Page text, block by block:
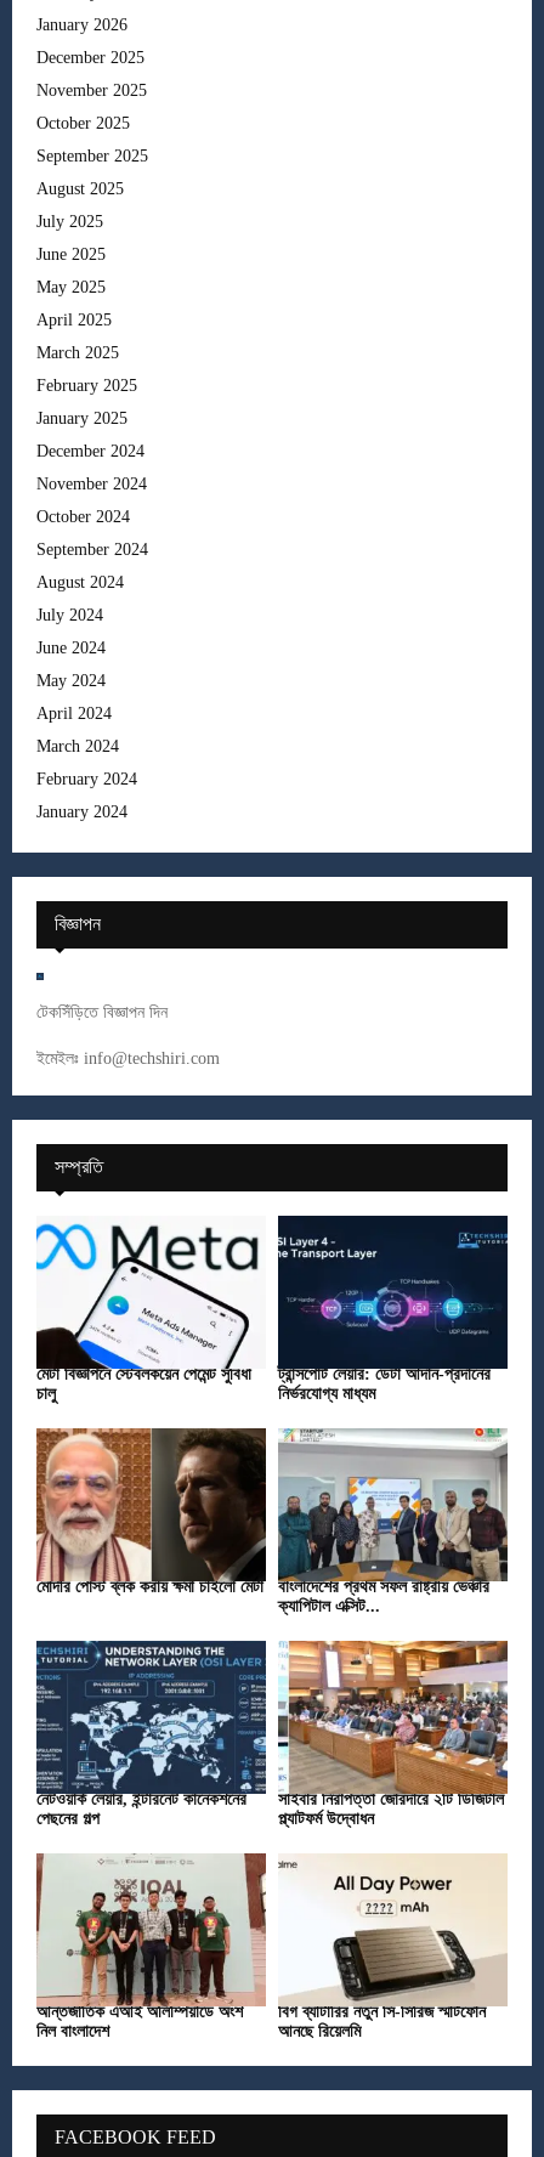
January 2026
December 2025
November 2025
October 2025
September 2025
August 2025
July 2025
June 2025
May 2025
April 2025
March 2025
February 2025
January 2025
December 2024
November 2024
October 2024
September 2024
August 2024
July 2024
June 2024
May 2024
April 2024
March 2024
February 2024
January 2024
বিজ্ঞাপন
টেকসিঁড়িতে বিজ্ঞাপন দিন
ইমেইলঃ info@techshiri.com
সম্প্রতি
মেটা বিজ্ঞাপনে স্টেবলকয়েন পেমেন্ট সুবিধা
চালু
ট্রান্সপোর্ট লেয়ার: ডেটা আদান-প্রদানের
নির্ভরযোগ্য মাধ্যম
মোদীর পোস্ট ব্লক করায় ক্ষমা চাইলো মেটা
বাংলাদেশের প্রথম সফল রাষ্ট্রীয় ভেঞ্চার
ক্যাপিটাল এক্সিট...
নেটওয়ার্ক লেয়ার, ইন্টারনেট কানেকশনের
পেছনের গল্প
সাইবার নিরাপত্তা জোরদারে ২টি ডিজিটাল
প্ল্যাটফর্ম উদ্বোধন
আন্তর্জাতিক এআই অলিম্পিয়াডে অংশ
নিল বাংলাদেশ
বিগ ব্যাটারির নতুন সি-সিরিজ স্মার্টফোন
আনছে রিয়েলমি
FACEBOOK FEED